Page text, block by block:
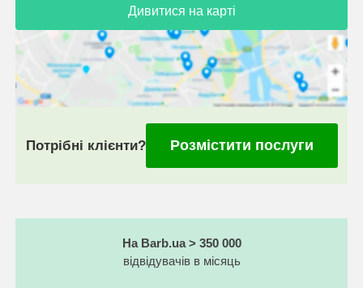
Дивитися на карті
Потрібні клієнти? Розмістити послуги
На Barb.ua > 350 000
відвідувачів в місяць